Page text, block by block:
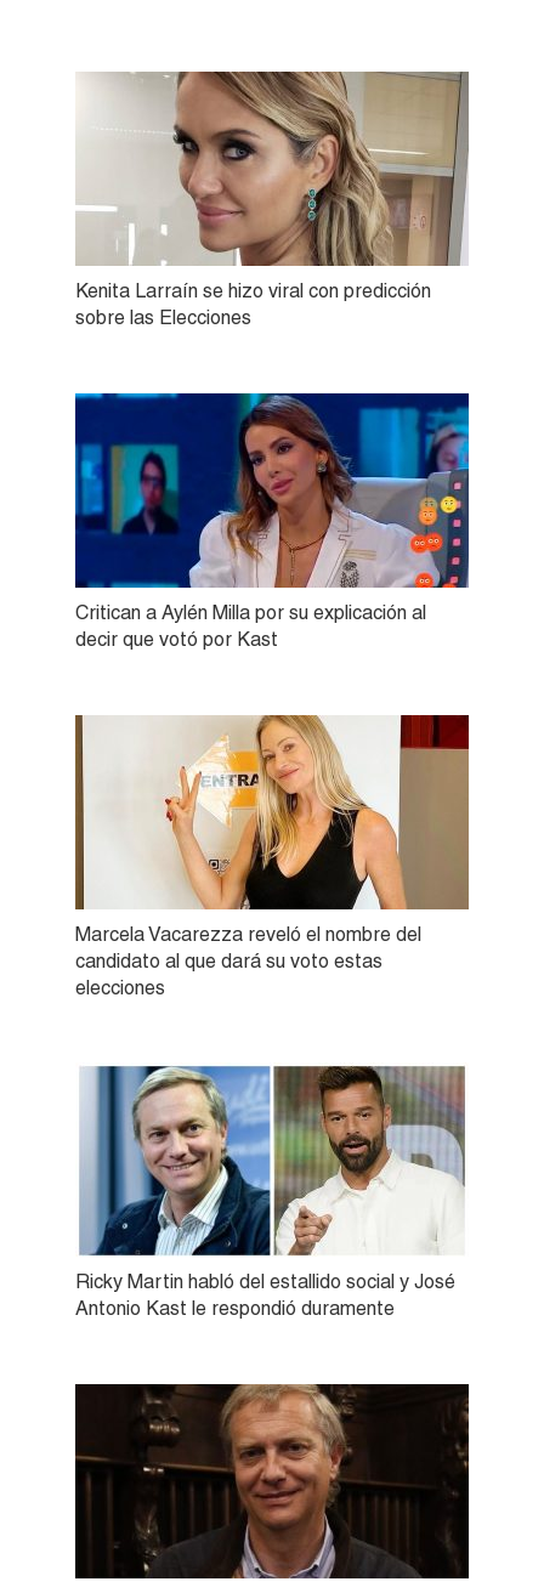
Kenita Larraín se hizo viral con predicción
sobre las Elecciones
Critican a Aylén Milla por su explicación al
decir que votó por Kast
Marcela Vacarezza reveló el nombre del
candidato al que dará su voto estas
elecciones
Ricky Martin habló del estallido social y José
Antonio Kast le respondió duramente